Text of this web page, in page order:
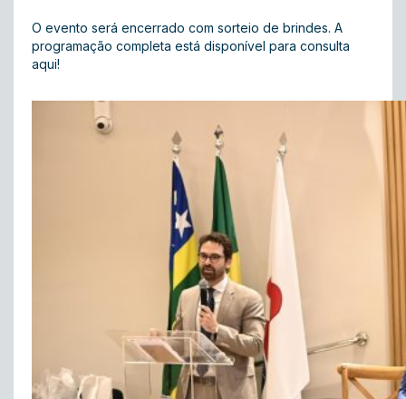
O evento será encerrado com sorteio de brindes. A
programação completa está disponível para consulta
aqui!